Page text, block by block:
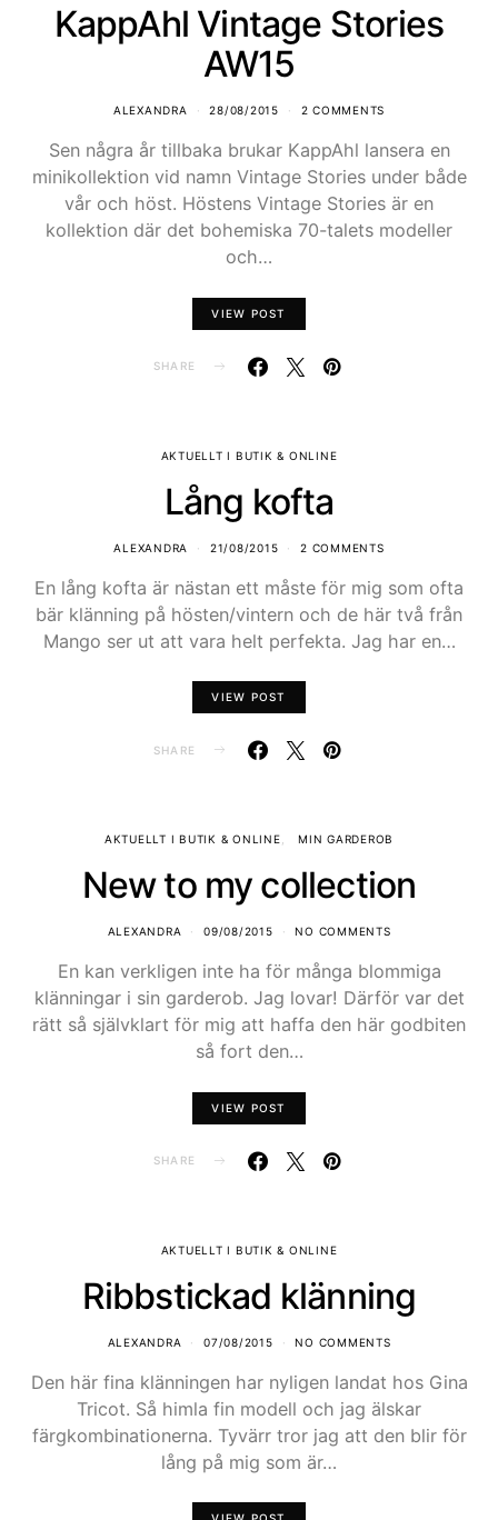
KappAhl Vintage Stories
AW15
ALEXANDRA 28/08/2015 2 COMMENTS
Sen några år tillbaka brukar KappAhl lansera en
minikollektion vid namn Vintage Stories under både
vår och höst. Höstens Vintage Stories är en
kollektion där det bohemiska 70-talets modeller
och…
VIEW POST
SHARE
AKTUELLT I BUTIK & ONLINE
Lång kofta
ALEXANDRA 21/08/2015 2 COMMENTS
En lång kofta är nästan ett måste för mig som ofta
bär klänning på hösten/vintern och de här två från
Mango ser ut att vara helt perfekta. Jag har en…
VIEW POST
SHARE
AKTUELLT I BUTIK & ONLINE MIN GARDEROB
New to my collection
ALEXANDRA 09/08/2015 NO COMMENTS
En kan verkligen inte ha för många blommiga
klänningar i sin garderob. Jag lovar! Därför var det
rätt så självklart för mig att haffa den här godbiten
så fort den…
VIEW POST
SHARE
AKTUELLT I BUTIK & ONLINE
Ribbstickad klänning
ALEXANDRA 07/08/2015 NO COMMENTS
Den här fina klänningen har nyligen landat hos Gina
Tricot. Så himla fin modell och jag älskar
färgkombinationerna. Tyvärr tror jag att den blir för
lång på mig som är…